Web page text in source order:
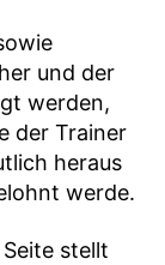
und der
werden,
der Trainer
heraus
werde.
Seite stellt